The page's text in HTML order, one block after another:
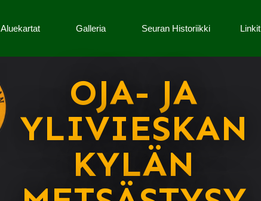
Aluekartat Galleria Seuran Historiikki Linkit
OJA- JA
YLIVIESKAN
KYLÄN